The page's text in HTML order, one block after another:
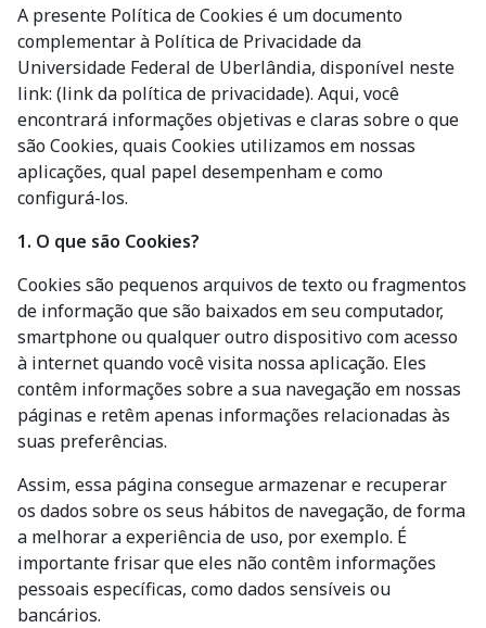
A presente Política de Cookies é um documento
complementar à Política de Privacidade da
Universidade Federal de Uberlândia, disponível neste
link: (link da política de privacidade). Aqui, você
encontrará informações objetivas e claras sobre o que
são Cookies, quais Cookies utilizamos em nossas
aplicações, qual papel desempenham e como
configurá-los.
1. O que são Cookies?
Cookies são pequenos arquivos de texto ou fragmentos
de informação que são baixados em seu computador,
smartphone ou qualquer outro dispositivo com acesso
à internet quando você visita nossa aplicação. Eles
contêm informações sobre a sua navegação em nossas
páginas e retêm apenas informações relacionadas às
suas preferências.
Assim, essa página consegue armazenar e recuperar
os dados sobre os seus hábitos de navegação, de forma
a melhorar a experiência de uso, por exemplo. É
importante frisar que eles não contêm informações
pessoais específicas, como dados sensíveis ou
bancários.